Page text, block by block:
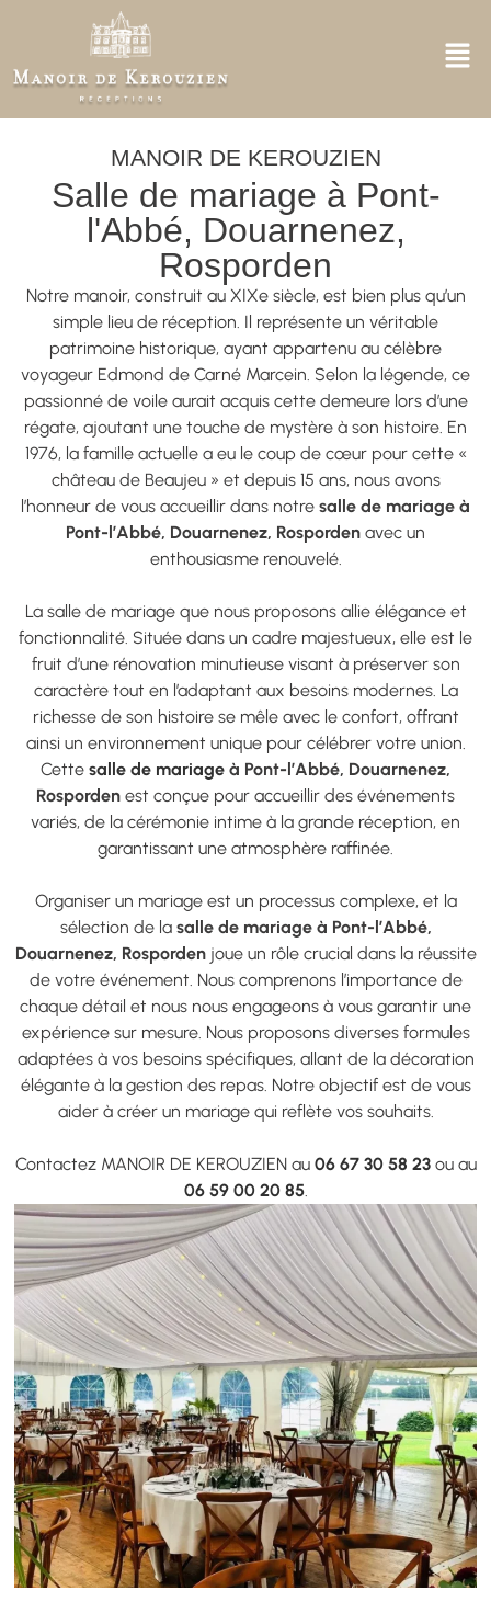
MANOIR DE KEROUZIEN
Salle de mariage à Pont-
l'Abbé, Douarnenez,
Rosporden
Notre manoir, construit au XIXe siècle, est bien plus qu’un
simple lieu de réception. Il représente un véritable
patrimoine historique, ayant appartenu au célèbre
voyageur Edmond de Carné Marcein. Selon la légende, ce
passionné de voile aurait acquis cette demeure lors d’une
régate, ajoutant une touche de mystère à son histoire. En
1976, la famille actuelle a eu le coup de cœur pour cette «
château de Beaujeu » et depuis 15 ans, nous avons
l’honneur de vous accueillir dans notre salle de mariage à
Pont-l’Abbé, Douarnenez, Rosporden avec un
enthousiasme renouvelé.
La salle de mariage que nous proposons allie élégance et
fonctionnalité. Située dans un cadre majestueux, elle est le
fruit d’une rénovation minutieuse visant à préserver son
caractère tout en l’adaptant aux besoins modernes. La
richesse de son histoire se mêle avec le confort, offrant
ainsi un environnement unique pour célébrer votre union.
Cette salle de mariage à Pont-l’Abbé, Douarnenez,
Rosporden est conçue pour accueillir des événements
variés, de la cérémonie intime à la grande réception, en
garantissant une atmosphère raffinée.
Organiser un mariage est un processus complexe, et la
sélection de la salle de mariage à Pont-l’Abbé,
Douarnenez, Rospordenjoue un rôle crucial dans la réussite
de votre événement. Nous comprenons l’importance de
chaque détail et nous nous engageons à vous garantir une
expérience sur mesure. Nous proposons diverses formules
adaptées à vos besoins spécifiques, allant de la décoration
élégante à la gestion des repas. Notre objectif est de vous
aider à créer un mariage qui reflète vos souhaits.
Contactez MANOIR DE KEROUZIEN au 06 67 30 58 23ou au
06 59 00 20 85.